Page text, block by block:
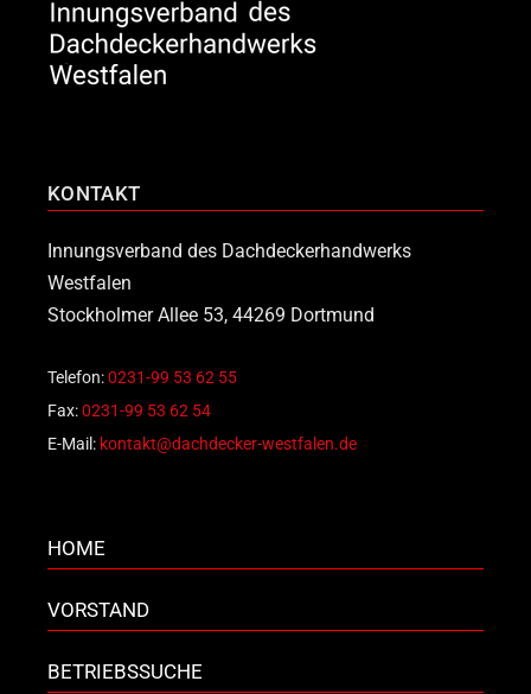
KONTAKT
Innungsverband des Dachdeckerhandwerks
Westfalen
Stockholmer Allee 53, 44269 Dortmund
Telefon:0231-99 53 62 55
Fax:0231-99 53 62 54
E-Mail: kontakt@dachdecker-westfalen.de
HOME
VORSTAND
BETRIEBSSUCHE